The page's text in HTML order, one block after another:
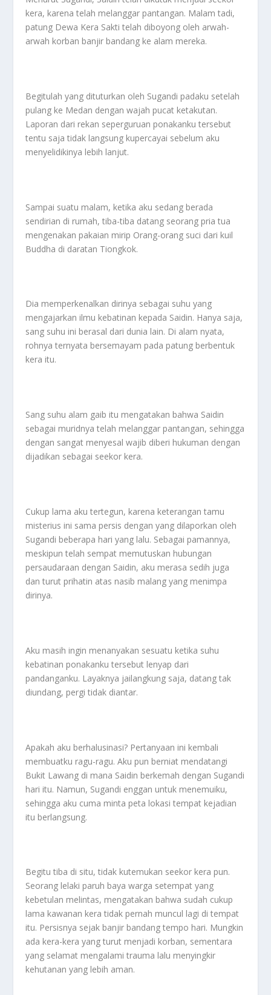
kera, karena telah melanggar pantangan. Malam tadi,
patung Dewa Kera Sakti telah diboyong oleh arwah-
arwah korban banjir bandang ke alam mereka.
Begitulah yang dituturkan oleh Sugandi padaku setelah
pulang ke Medan dengan wajah pucat ketakutan.
Laporan dari rekan seperguruan ponakanku tersebut
tentu saja tidak langsung kupercayai sebelum aku
menyelidikinya lebih lanjut.
Sampai suatu malam, ketika aku sedang berada
sendirian di rumah, tiba-tiba datang seorang pria tua
mengenakan pakaian mirip Orang-orang suci dari kuil
Buddha di daratan Tiongkok.
Dia memperkenalkan dirinya sebagai suhu yang
mengajarkan ilmu kebatinan kepada Saidin. Hanya saja,
sang suhu ini berasal dari dunia lain. Di alam nyata,
rohnya ternyata bersemayam pada patung berbentuk
kera itu.
Sang suhu alam gaib itu mengatakan bahwa Saidin
sebagai muridnya telah melanggar pantangan, sehingga
dengan sangat menyesal wajib diberi hukuman dengan
dijadikan sebagai seekor kera.
Cukup lama aku tertegun, karena keterangan tamu
misterius ini sama persis dengan yang dilaporkan oleh
Sugandi beberapa hari yang lalu. Sebagai pamannya,
meskipun telah sempat memutuskan hubungan
persaudaraan dengan Saidin, aku merasa sedih juga
dan turut prihatin atas nasib malang yang menimpa
dirinya.
Aku masih ingin menanyakan sesuatu ketika suhu
kebatinan ponakanku tersebut lenyap dari
pandanganku. Layaknya jailangkung saja, datang tak
diundang, pergi tidak diantar.
Apakah aku berhalusinasi? Pertanyaan ini kembali
membuatku ragu-ragu. Aku pun berniat mendatangi
Bukit Lawang di mana Saidin berkemah dengan Sugandi
hari itu. Namun, Sugandi enggan untuk menemuiku,
sehingga aku cuma minta peta lokasi tempat kejadian
itu berlangsung.
Begitu tiba di situ, tidak kutemukan seekor kera pun.
Seorang lelaki paruh baya warga setempat yang
kebetulan melintas, mengatakan bahwa sudah cukup
lama kawanan kera tidak pernah muncul lagi di tempat
itu. Persisnya sejak banjir bandang tempo hari. Mungkin
ada kera-kera yang turut menjadi korban, sementara
yang selamat mengalami trauma lalu menyingkir
kehutanan yang lebih aman.